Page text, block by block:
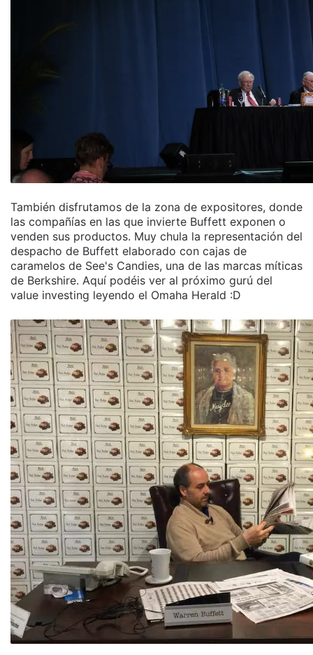
También disfrutamos de la zona de expositores, donde
las compañías en las que invierte Buffett exponen o
venden sus productos. Muy chula la representación del
despacho de Buffett elaborado con cajas de
caramelos de See's Candies, una de las marcas míticas
de Berkshire. Aquí podéis ver al próximo gurú del
value investing leyendo el Omaha Herald :D